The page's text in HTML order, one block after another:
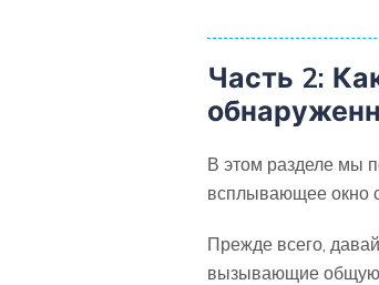
Часть 2:
В этом разделе мы
всплывающее окно
Прежде всего,
вызывающие общую